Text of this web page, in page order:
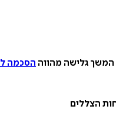
המשך גלישה מהווה הסכמה